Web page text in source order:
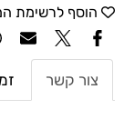
הוסף לרשימת
צור קשר